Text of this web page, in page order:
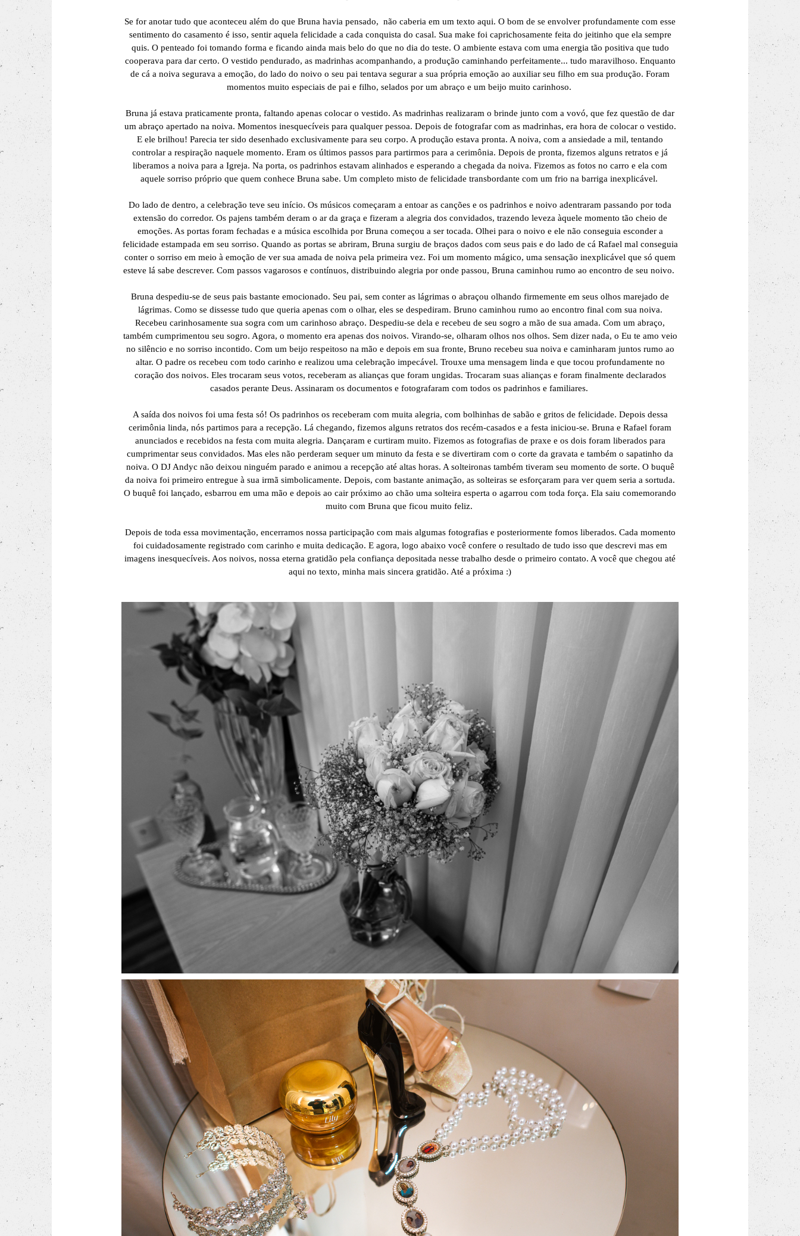
Se for anotar tudo que aconteceu além do que Bruna havia pensado, não caberia em um texto aqui. O bom de se envolver profundamente com esse
sentimento do casamento é isso, sentir aquela felicidade a cada conquista do casal. Sua make foi caprichosamente feita do jeitinho que ela sempre
quis. O penteado foi tomando forma e ficando ainda mais belo do que no dia do teste. O ambiente estava com uma energia tão positiva que tudo
cooperava para dar certo. O vestido pendurado, as madrinhas acompanhando, a produção caminhando perfeitamente... tudo maravilhoso. Enquanto
de cá a noiva segurava a emoção, do lado do noivo o seu pai tentava segurar a sua própria emoção ao auxiliar seu filho em sua produção. Foram
momentos muito especiais de pai e filho, selados por um abraço e um beijo muito carinhoso.
Bruna já estava praticamente pronta, faltando apenas colocar o vestido. As madrinhas realizaram o brinde junto com a vovó, que fez questão de dar
um abraço apertado na noiva. Momentos inesquecíveis para qualquer pessoa. Depois de fotografar com as madrinhas, era hora de colocar o vestido.
E ele brilhou! Parecia ter sido desenhado exclusivamente para seu corpo. A produção estava pronta. A noiva, com a ansiedade a mil, tentando
controlar a respiração naquele momento. Eram os últimos passos para partirmos para a cerimônia. Depois de pronta, fizemos alguns retratos e já
liberamos a noiva para a Igreja. Na porta, os padrinhos estavam alinhados e esperando a chegada da noiva. Fizemos as fotos no carro e ela com
aquele sorriso próprio que quem conhece Bruna sabe. Um completo misto de felicidade transbordante com um frio na barriga inexplicável.
Do lado de dentro, a celebração teve seu início. Os músicos começaram a entoar as canções e os padrinhos e noivo adentraram passando por toda
extensão do corredor. Os pajens também deram o ar da graça e fizeram a alegria dos convidados, trazendo leveza àquele momento tão cheio de
emoções. As portas foram fechadas e a música escolhida por Bruna começou a ser tocada. Olhei para o noivo e ele não conseguia esconder a
felicidade estampada em seu sorriso. Quando as portas se abriram, Bruna surgiu de braços dados com seus pais e do lado de cá Rafael mal conseguia
conter o sorriso em meio à emoção de ver sua amada de noiva pela primeira vez. Foi um momento mágico, uma sensação inexplicável que só quem
esteve lá sabe descrever. Com passos vagarosos e contínuos, distribuindo alegria por onde passou, Bruna caminhou rumo ao encontro de seu noivo.
Bruna despediu-se de seus pais bastante emocionado. Seu pai, sem conter as lágrimas o abraçou olhando firmemente em seus olhos marejado de
lágrimas. Como se dissesse tudo que queria apenas com o olhar, eles se despediram. Bruno caminhou rumo ao encontro final com sua noiva.
Recebeu carinhosamente sua sogra com um carinhoso abraço. Despediu-se dela e recebeu de seu sogro a mão de sua amada. Com um abraço,
também cumprimentou seu sogro. Agora, o momento era apenas dos noivos. Virando-se, olharam olhos nos olhos. Sem dizer nada, o Eu te amo veio
no silêncio e no sorriso incontido. Com um beijo respeitoso na mão e depois em sua fronte, Bruno recebeu sua noiva e caminharam juntos rumo ao
altar. O padre os recebeu com todo carinho e realizou uma celebração impecável. Trouxe uma mensagem linda e que tocou profundamente no
coração dos noivos. Eles trocaram seus votos, receberam as alianças que foram ungidas. Trocaram suas alianças e foram finalmente declarados
casados perante Deus. Assinaram os documentos e fotografaram com todos os padrinhos e familiares.
A saída dos noivos foi uma festa só! Os padrinhos os receberam com muita alegria, com bolhinhas de sabão e gritos de felicidade. Depois dessa
cerimônia linda, nós partimos para a recepção. Lá chegando, fizemos alguns retratos dos recém-casados e a festa iniciou-se. Bruna e Rafael foram
anunciados e recebidos na festa com muita alegria. Dançaram e curtiram muito. Fizemos as fotografias de praxe e os dois foram liberados para
cumprimentar seus convidados. Mas eles não perderam sequer um minuto da festa e se divertiram com o corte da gravata e também o sapatinho da
noiva. O DJ Andyc não deixou ninguém parado e animou a recepção até altas horas. A solteironas também tiveram seu momento de sorte. O buquê
da noiva foi primeiro entregue à sua irmã simbolicamente. Depois, com bastante animação, as solteiras se esforçaram para ver quem seria a sortuda.
O buquê foi lançado, esbarrou em uma mão e depois ao cair próximo ao chão uma solteira esperta o agarrou com toda força. Ela saiu comemorando
muito com Bruna que ficou muito feliz.
Depois de toda essa movimentação, encerramos nossa participação com mais algumas fotografias e posteriormente fomos liberados. Cada momento
foi cuidadosamente registrado com carinho e muita dedicação. E agora, logo abaixo você confere o resultado de tudo isso que descrevi mas em
imagens inesquecíveis. Aos noivos, nossa eterna gratidão pela confiança depositada nesse trabalho desde o primeiro contato. A você que chegou até
aqui no texto, minha mais sincera gratidão. Até a próxima :)